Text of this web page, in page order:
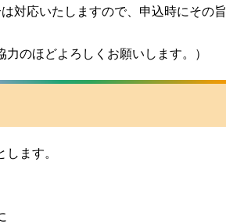
応いたしますので、申込時にその旨
ほどよろしくお願いします。）
ます。